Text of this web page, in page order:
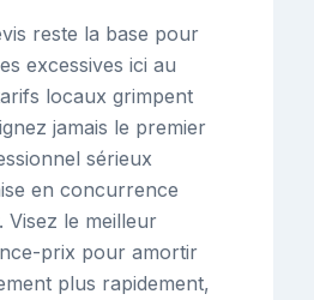
reste la base pour
excessives ici au
locaux grimpent
jamais le premier
sérieux
en concurrence
Visez le meilleur
prix pour amortir
plus rapidement,